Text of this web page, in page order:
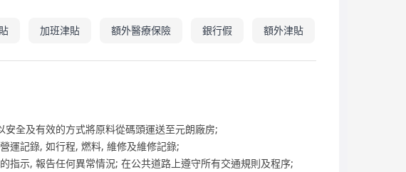
加班津貼 額外醫療保險 銀行假 額外津貼
安全及有效的方式將原料從碼頭運送至元朗廠房;
運記錄, 如行程, 燃料, 維修及維修記錄;
指示, 報告任何異常情況; 在公共道路上遵守所有交通規則及程序;